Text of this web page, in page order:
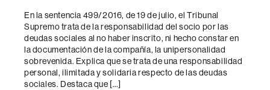
En la sentencia 499/2016, de 19 de julio, el Tribunal
Supremo trata de la responsabilidad del socio por las
deudas sociales al no haber inscrito, ni hecho constar en
la documentación de la compañía, la unipersonalidad
sobrevenida. Explica que se trata de una responsabilidad
personal, ilimitada y solidaria respecto de las deudas
sociales. Destaca que […]